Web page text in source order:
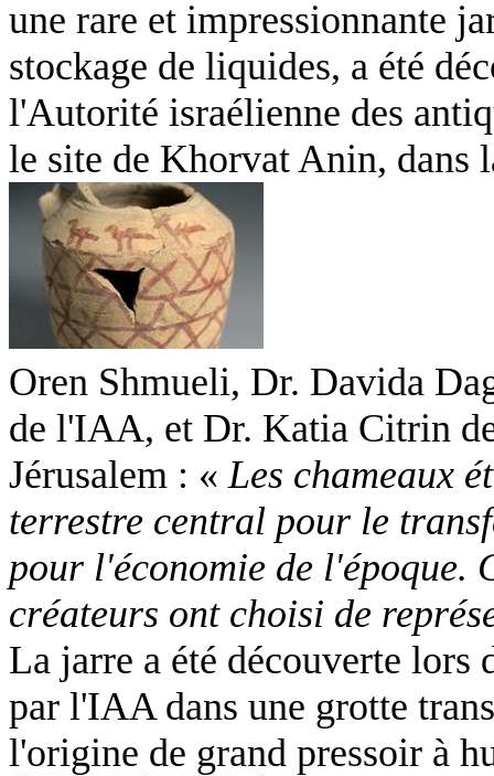
une rare et impressionnante
stockage de liquides, a été
l'Autorité israélienne des
le site de Khorvat Anin, dans
Oren Shmueli, Dr. Davida
de l'IAA, et Dr. Katia Citrin
Jérusalem : « Les chameaux
terrestre central pour le
pour l'économie de l'époque.
créateurs ont choisi de
La jarre a été découverte lors
par l'IAA dans une grotte
l'origine de grand pressoir à